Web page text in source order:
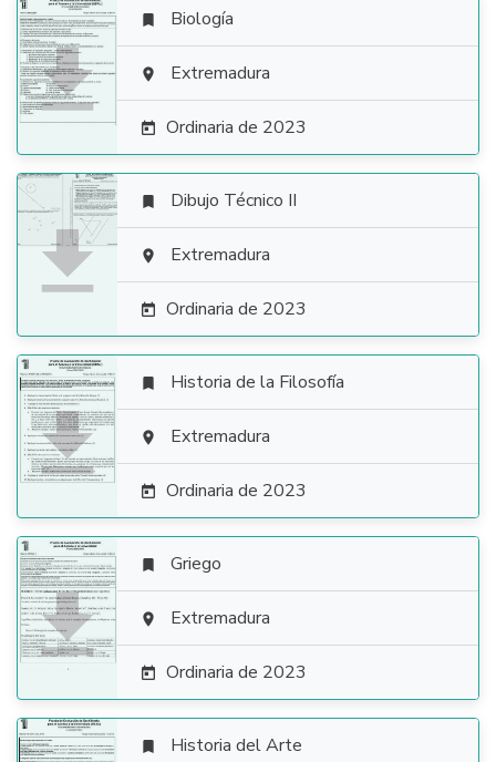

 Biología
 Extremadura
 Ordinaria de 2023

 Dibujo Técnico II
 Extremadura
 Ordinaria de 2023

 Historia de la Filosofía
 Extremadura
 Ordinaria de 2023

 Griego
 Extremadura
 Ordinaria de 2023
 Historia del Arte